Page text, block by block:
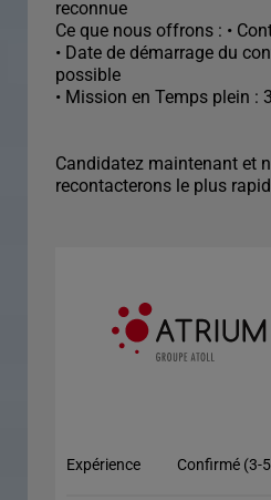
reconnue
Ce que nous offrons : •
• Date de démarrage du
possible
• Mission en Temps plein :
Candidatez maintenant et
recontacterons le plus
Expérience Confirmé (3-